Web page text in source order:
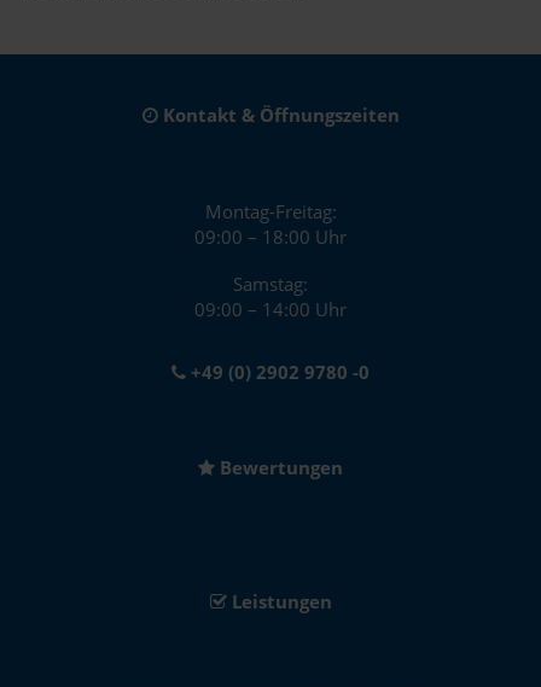
Kontakt & Öffnungszeiten
Montag-Freitag:
09:00 – 18:00 Uhr
Samstag:
09:00 – 14:00 Uhr
+49 (0) 2902 9780 -0
Bewertungen
Leistungen